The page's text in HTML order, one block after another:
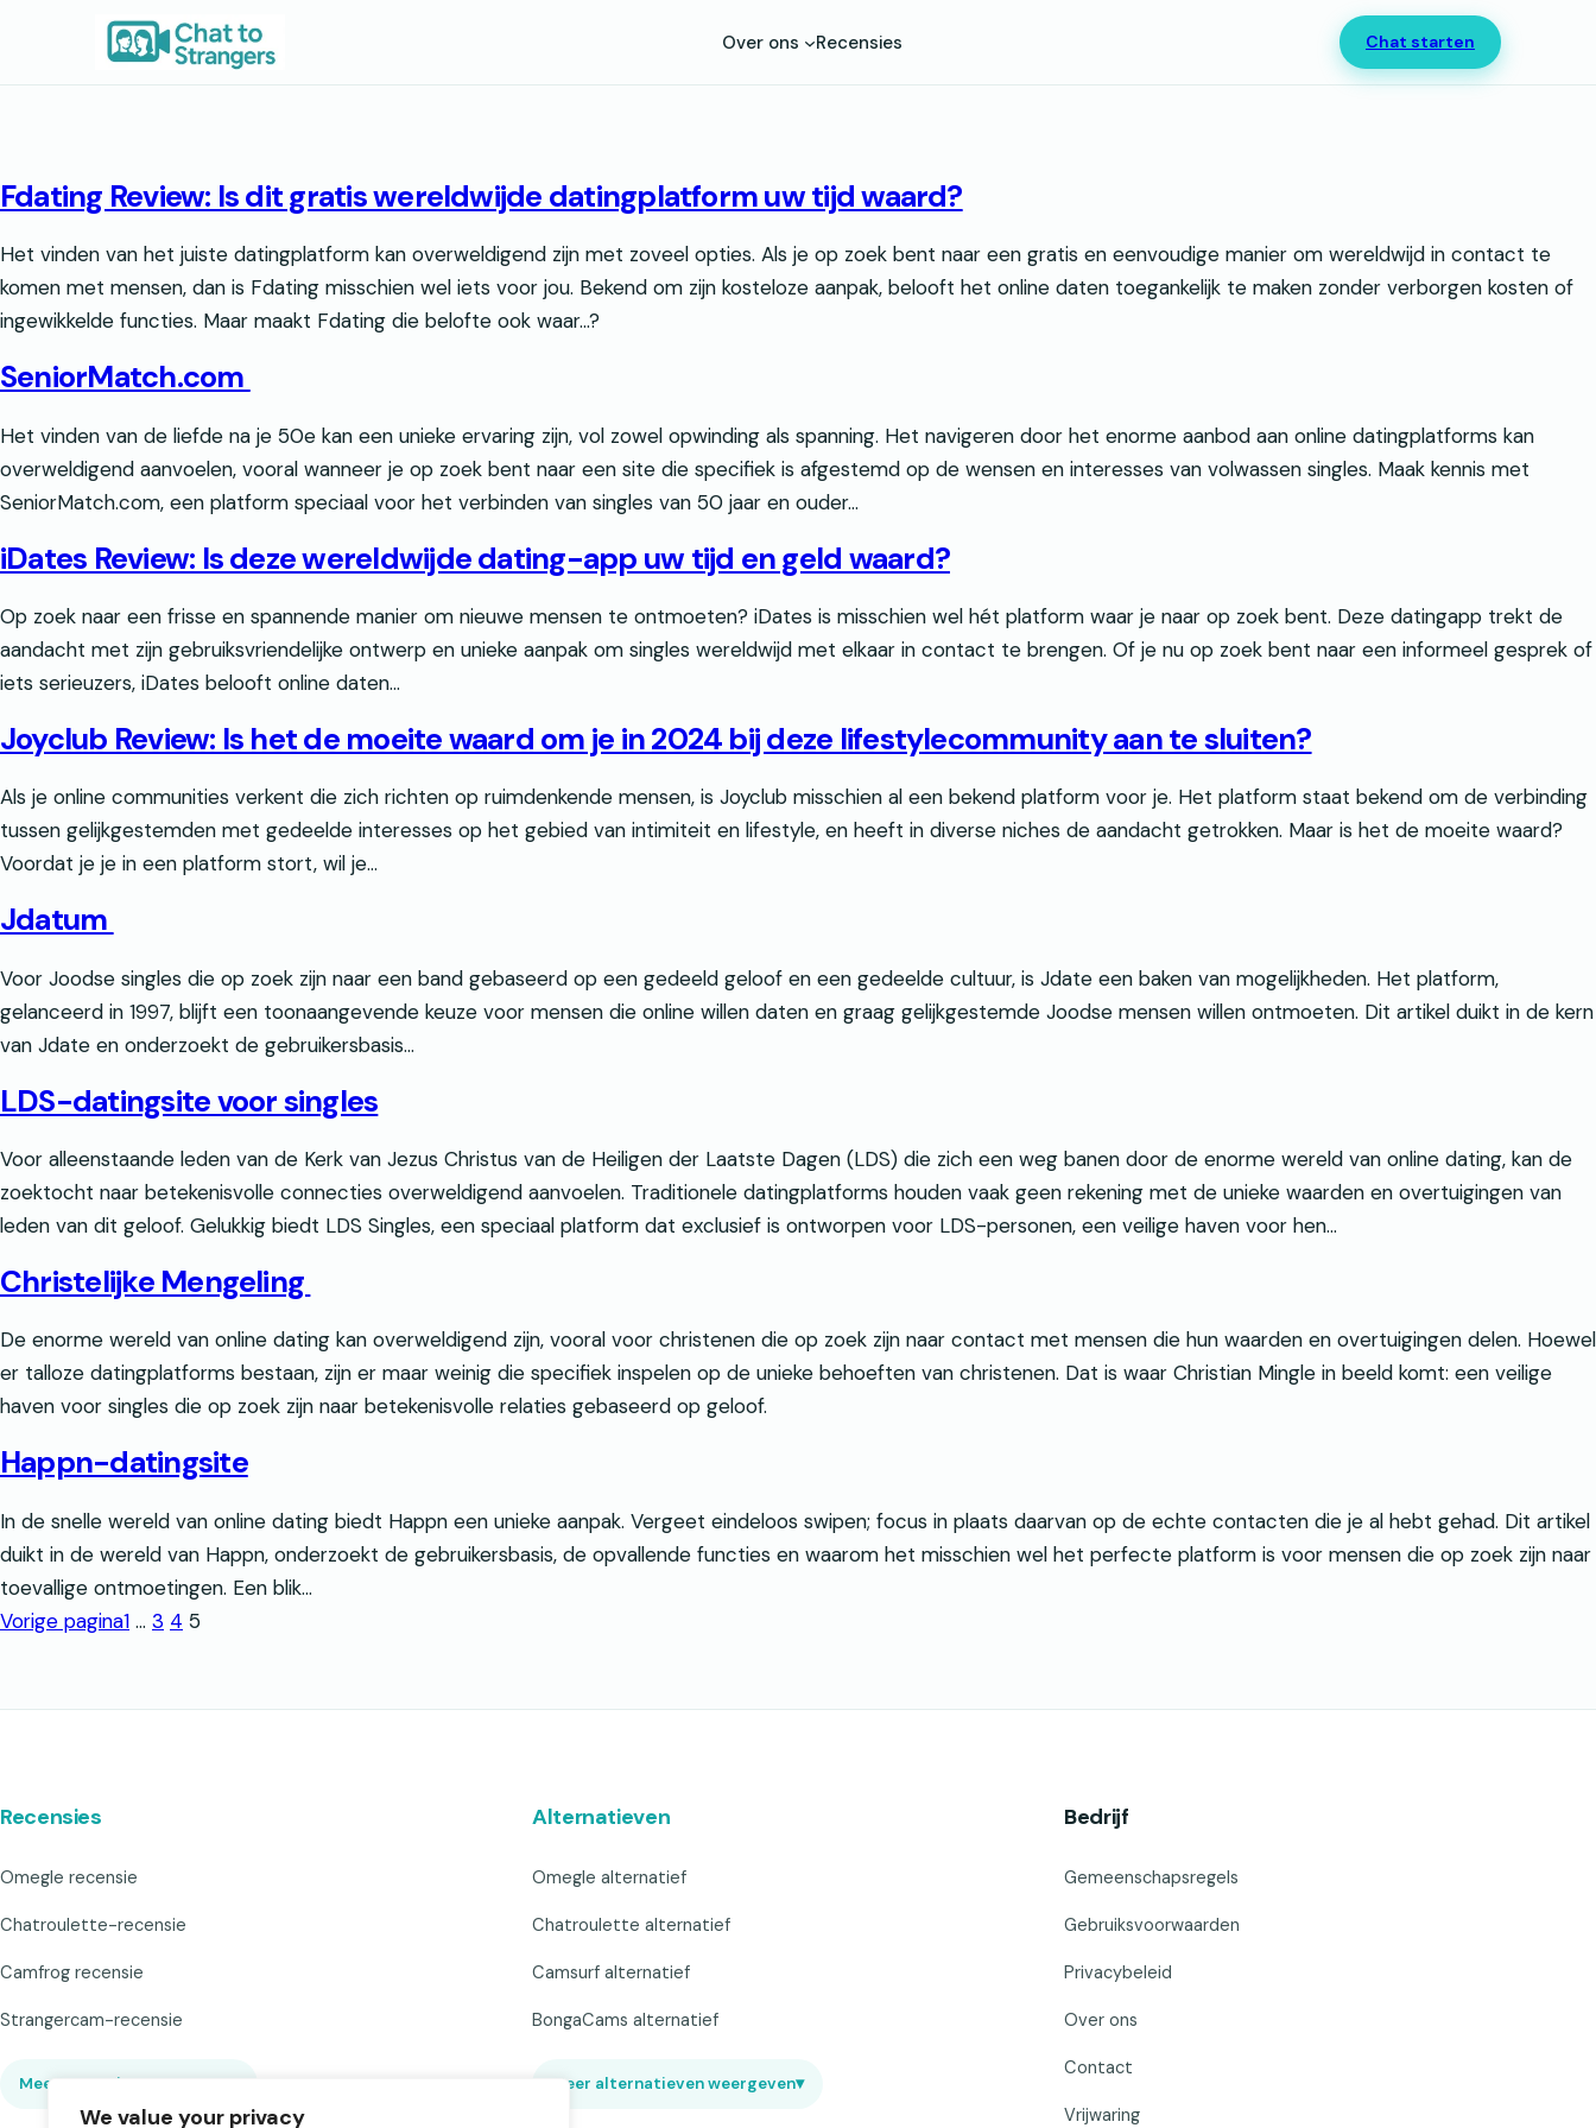
We value your privacy
Over ons Recensies Chat starten
Fdating Review: Is dit gratis wereldwijde datingplatform uw tijd waard?
Het vinden van het juiste datingplatform kan overweldigend zijn met zoveel opties. Als je op zoek bent naar een gratis en eenvoudige manier om wereldwijd in contact te
komen met mensen, dan is Fdating misschien wel iets voor jou. Bekend om zijn kosteloze aanpak, belooft het online daten toegankelijk te maken zonder verborgen kosten of
ingewikkelde functies. Maar maakt Fdating die belofte ook waar...?
SeniorMatch.com
Het vinden van de liefde na je 50e kan een unieke ervaring zijn, vol zowel opwinding als spanning. Het navigeren door het enorme aanbod aan online datingplatforms kan
overweldigend aanvoelen, vooral wanneer je op zoek bent naar een site die specifiek is afgestemd op de wensen en interesses van volwassen singles. Maak kennis met
SeniorMatch.com, een platform speciaal voor het verbinden van singles van 50 jaar en ouder…
iDates Review: Is deze wereldwijde dating-app uw tijd en geld waard?
Op zoek naar een frisse en spannende manier om nieuwe mensen te ontmoeten? iDates is misschien wel hét platform waar je naar op zoek bent. Deze datingapp trekt de
aandacht met zijn gebruiksvriendelijke ontwerp en unieke aanpak om singles wereldwijd met elkaar in contact te brengen. Of je nu op zoek bent naar een informeel gesprek of
iets serieuzers, iDates belooft online daten…
Joyclub Review: Is het de moeite waard om je in 2024 bij deze lifestylecommunity aan te sluiten?
Als je online communities verkent die zich richten op ruimdenkende mensen, is Joyclub misschien al een bekend platform voor je. Het platform staat bekend om de verbinding
tussen gelijkgestemden met gedeelde interesses op het gebied van intimiteit en lifestyle, en heeft in diverse niches de aandacht getrokken. Maar is het de moeite waard?
Voordat je je in een platform stort, wil je...
Jdatum
Voor Joodse singles die op zoek zijn naar een band gebaseerd op een gedeeld geloof en een gedeelde cultuur, is Jdate een baken van mogelijkheden. Het platform,
gelanceerd in 1997, blijft een toonaangevende keuze voor mensen die online willen daten en graag gelijkgestemde Joodse mensen willen ontmoeten. Dit artikel duikt in de kern
van Jdate en onderzoekt de gebruikersbasis…
LDS-datingsite voor singles
Voor alleenstaande leden van de Kerk van Jezus Christus van de Heiligen der Laatste Dagen (LDS) die zich een weg banen door de enorme wereld van online dating, kan de
zoektocht naar betekenisvolle connecties overweldigend aanvoelen. Traditionele datingplatforms houden vaak geen rekening met de unieke waarden en overtuigingen van
leden van dit geloof. Gelukkig biedt LDS Singles, een speciaal platform dat exclusief is ontworpen voor LDS-personen, een veilige haven voor hen…
Christelijke Mengeling
De enorme wereld van online dating kan overweldigend zijn, vooral voor christenen die op zoek zijn naar contact met mensen die hun waarden en overtuigingen delen. Hoewel
er talloze datingplatforms bestaan, zijn er maar weinig die specifiek inspelen op de unieke behoeften van christenen. Dat is waar Christian Mingle in beeld komt: een veilige
haven voor singles die op zoek zijn naar betekenisvolle relaties gebaseerd op geloof.
Happn-datingsite
In de snelle wereld van online dating biedt Happn een unieke aanpak. Vergeet eindeloos swipen; focus in plaats daarvan op de echte contacten die je al hebt gehad. Dit artikel
duikt in de wereld van Happn, onderzoekt de gebruikersbasis, de opvallende functies en waarom het misschien wel het perfecte platform is voor mensen die op zoek zijn naar
toevallige ontmoetingen. Een blik…
Vorige pagina1 … 3 4 5
Recensies
Omegle recensie
Chatroulette-recensie
Camfrog recensie
Strangercam-recensie
Meer recensies weergeven▾
Alternatieven
Omegle alternatief
Chatroulette alternatief
Camsurf alternatief
BongaCams alternatief
Meer alternatieven weergeven▾
Bedrijf
Gemeenschapsregels
Gebruiksvoorwaarden
Privacybeleid
Over ons
Contact
Vrijwaring